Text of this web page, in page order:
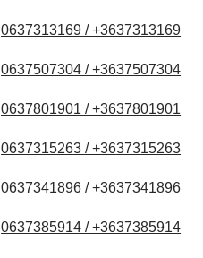
0637313169 / +3637313169
0637507304 / +3637507304
0637801901 / +3637801901
0637315263 / +3637315263
0637341896 / +3637341896
0637385914 / +3637385914